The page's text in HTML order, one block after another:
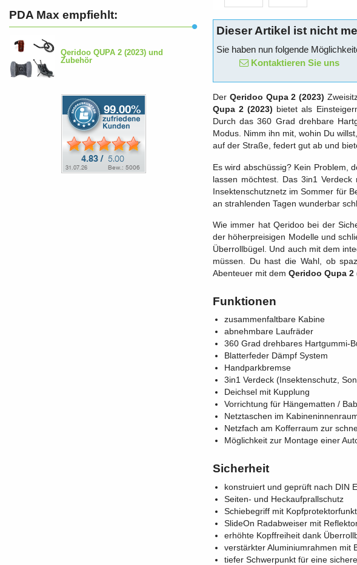
Dieser Artikel ist nicht
Sie haben nun folgende
Kontaktieren Sie uns
Der Qeridoo Qupa 2 (2023)
Qupa 2 (2023) bietet als
Durch das 360 Grad drehbare
Modus. Nimm ihn mit, wohin Du
auf der Straße, federt gut ab und
Es wird abschüssig? Kein Problem,
lassen möchtest. Das 3in1
Insektenschutznetz im Sommer für
an strahlenden Tagen wunderbar
Wie immer hat Qeridoo bei der
der höherpreisigen Modelle und
Überrollbügel. Und auch mit dem
müssen. Du hast die Wahl, ob
Abenteuer mit dem Qeridoo Qupa 2
Funktionen
zusammenfaltbare Kabine
abnehmbare Laufräder
360 Grad drehbares Hartgummi-
Blatterfeder Dämpf System
Handparkbremse
3in1 Verdeck (Insektenschutz,
Deichsel mit Kupplung
Vorrichtung für Hängematten /
Netztaschen im
Netzfach am Kofferraum zur
Möglichkeit zur Montage einer
Sicherheit
konstruiert und geprüft nach DIN
Seiten- und Heckaufprallschutz
Schiebegriff mit
SlideOn Radabweiser mit
erhöhte Kopffreiheit dank
verstärkter Aluminiumrahmen mit
tiefer Schwerpunkt für eine
PDA Max empfiehlt:
Qeridoo QUPA 2 (2023) und
Zubehör